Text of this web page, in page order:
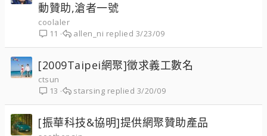
動贊助,滄者一號
coolaler
11
3/23/09
allen_ni
[2009Taipei網聚]徵求義工數名
ctsun
13
3/20/09
starsing
[振華科技&協明]提供網聚贊助產品